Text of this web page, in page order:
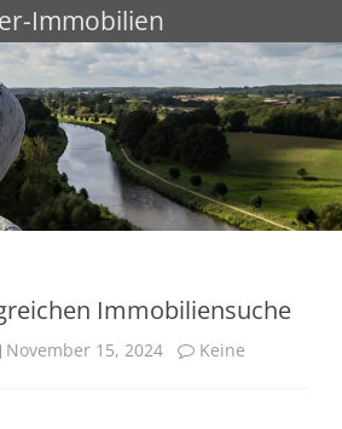
Immobilien
Immobiliensuche
November 15, 2024 Keine